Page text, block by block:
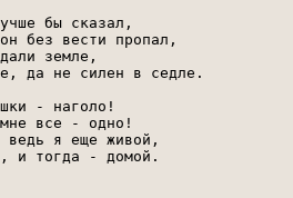
бы сказал,
без вести пропал,
земле,
да не силен в седле.
- наголо!
все - одно!
ведь я еще живой,
и тогда - домой.